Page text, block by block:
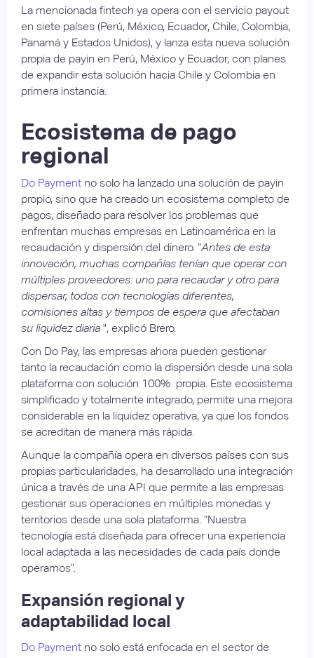
La mencionada fintech ya opera con el servicio payout
en siete países (Perú, México, Ecuador, Chile, Colombia,
Panamá y Estados Unidos), y lanza esta nueva solución
propia de payin en Perú, México y Ecuador, con planes
de expandir esta solución hacia Chile y Colombia en
primera instancia.
Ecosistema de pago
regional
Do Payment no solo ha lanzado una solución de payin
propio, sino que ha creado un ecosistema completo de
pagos, diseñado para resolver los problemas que
enfrentan muchas empresas en Latinoamérica en la
recaudación y dispersión del dinero. “Antes de esta
innovación, muchas compañías tenían que operar con
múltiples proveedores: uno para recaudar y otro para
dispersar, todos con tecnologías diferentes,
comisiones altas y tiempos de espera que afectaban
su liquidez diaria ", explicó Brero.
Con Do Pay, las empresas ahora pueden gestionar
tanto la recaudación como la dispersión desde una sola
plataforma con solución 100% propia. Este ecosistema
simplificado y totalmente integrado, permite una mejora
considerable en la liquidez operativa, ya que los fondos
se acreditan de manera más rápida.
Aunque la compañía opera en diversos países con sus
propias particularidades, ha desarrollado una integración
única a través de una API que permite a las empresas
gestionar sus operaciones en múltiples monedas y
territorios desde una sola plataforma. “Nuestra
tecnología está diseñada para ofrecer una experiencia
local adaptada a las necesidades de cada país donde
operamos”.
Expansión regional y
adaptabilidad local
Do Payment no solo está enfocada en el sector de